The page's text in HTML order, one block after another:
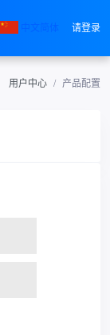
中文简体 请登录
用户中心 产品配置